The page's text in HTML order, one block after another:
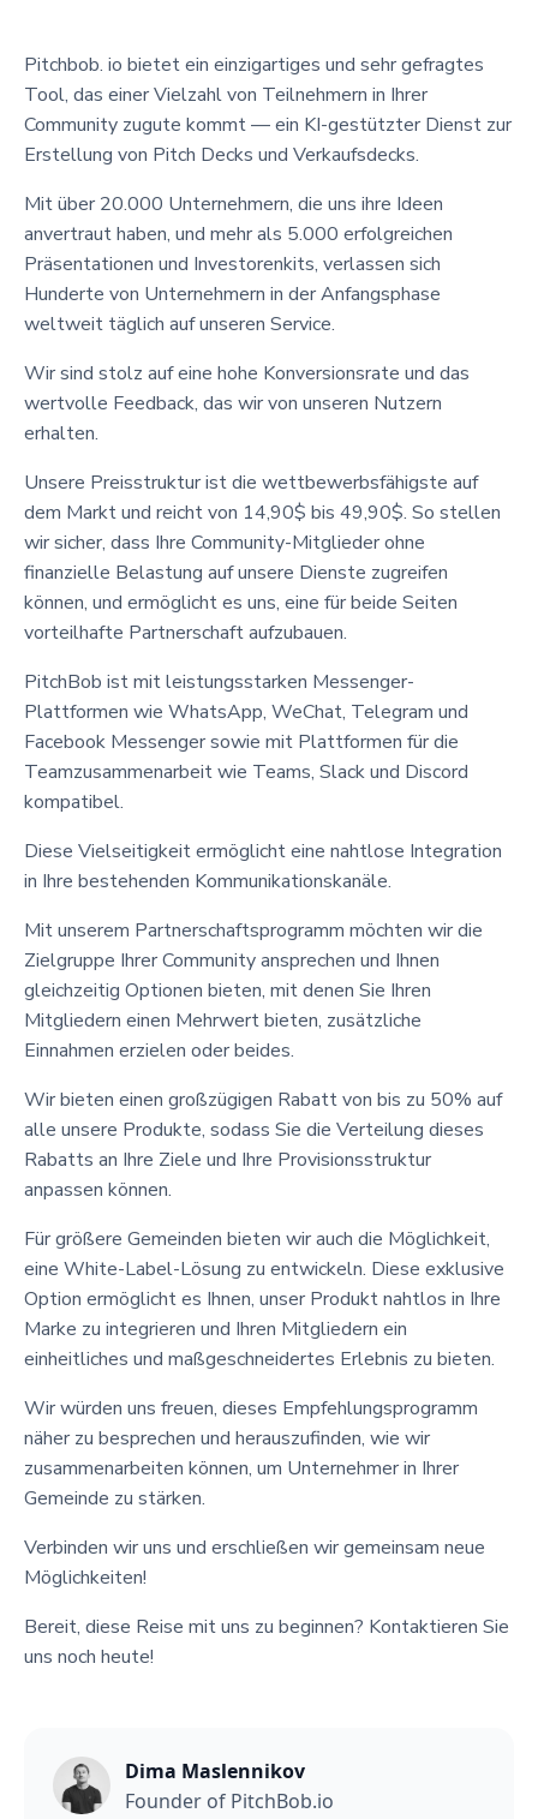
Pitchbob. io bietet ein einzigartiges und sehr gefragtes
Tool, das einer Vielzahl von Teilnehmern in Ihrer
Community zugute kommt — ein KI-gestützter Dienst zur
Erstellung von Pitch Decks und Verkaufsdecks.
Mit über 20.000 Unternehmern, die uns ihre Ideen
anvertraut haben, und mehr als 5.000 erfolgreichen
Präsentationen und Investorenkits, verlassen sich
Hunderte von Unternehmern in der Anfangsphase
weltweit täglich auf unseren Service.
Wir sind stolz auf eine hohe Konversionsrate und das
wertvolle Feedback, das wir von unseren Nutzern
erhalten.
Unsere Preisstruktur ist die wettbewerbsfähigste auf
dem Markt und reicht von 14,90$ bis 49,90$. So stellen
wir sicher, dass Ihre Community-Mitglieder ohne
finanzielle Belastung auf unsere Dienste zugreifen
können, und ermöglicht es uns, eine für beide Seiten
vorteilhafte Partnerschaft aufzubauen.
PitchBob ist mit leistungsstarken Messenger-
Plattformen wie WhatsApp, WeChat, Telegram und
Facebook Messenger sowie mit Plattformen für die
Teamzusammenarbeit wie Teams, Slack und Discord
kompatibel.
Diese Vielseitigkeit ermöglicht eine nahtlose Integration
in Ihre bestehenden Kommunikationskanäle.
Mit unserem Partnerschaftsprogramm möchten wir die
Zielgruppe Ihrer Community ansprechen und Ihnen
gleichzeitig Optionen bieten, mit denen Sie Ihren
Mitgliedern einen Mehrwert bieten, zusätzliche
Einnahmen erzielen oder beides.
Wir bieten einen großzügigen Rabatt von bis zu 50% auf
alle unsere Produkte, sodass Sie die Verteilung dieses
Rabatts an Ihre Ziele und Ihre Provisionsstruktur
anpassen können.
Für größere Gemeinden bieten wir auch die Möglichkeit,
eine White-Label-Lösung zu entwickeln. Diese exklusive
Option ermöglicht es Ihnen, unser Produkt nahtlos in Ihre
Marke zu integrieren und Ihren Mitgliedern ein
einheitliches und maßgeschneidertes Erlebnis zu bieten.
Wir würden uns freuen, dieses Empfehlungsprogramm
näher zu besprechen und herauszufinden, wie wir
zusammenarbeiten können, um Unternehmer in Ihrer
Gemeinde zu stärken.
Verbinden wir uns und erschließen wir gemeinsam neue
Möglichkeiten!
Bereit, diese Reise mit uns zu beginnen? Kontaktieren Sie
uns noch heute!
Dima Maslennikov
Founder of PitchBob.io